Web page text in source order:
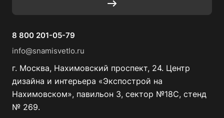
8 800 201-05-79
info@snamisvetlo.ru
г. Москва, Нахимовский проспект, 24. Центр
дизайна и интерьера «Экспострой на
Нахимовском», павильон 3, сектор №18С, стенд
№ 269.